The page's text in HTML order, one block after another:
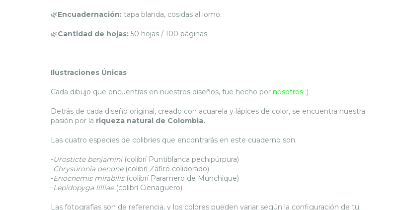
🌿Encuadernación: tapa blanda, cosidas al lomo.
🌿Cantidad de hojas: 50 hojas / 100 páginas
Ilustraciones Únicas
Cada dibujo que encuentras en nuestros diseños, fue hecho por nosotros :)
Detrás de cada diseño original, creado con acuarela y lápices de color, se encuentra nuestra
pasión por la riqueza natural de Colombia.
Las cuatro especies de colibríes que encontrarás en este cuaderno son:
-Urosticte benjamini(colibrí Puntiblanca pechipúrpura)
-Chrysuronia oenone(colibrí Zafiro colidorado)
-Eriocnemis mirabilis(colibrí Paramero de Munchique)
-Lepidopyga lilliae(colibrí Cienaguero)
Las fotografías son de referencia, y los colores pueden variar según la configuración de tu